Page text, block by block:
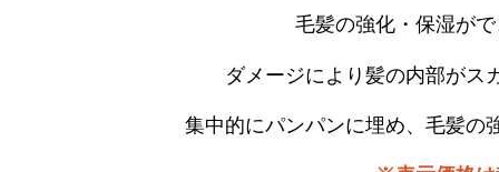
毛髪の強化・保湿が
ダメージにより髪の内部がス
集中的にパンパンに埋め、 毛髪の